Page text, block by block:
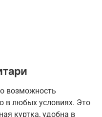
возможность
в любых условиях. Это
куртка, удобна в